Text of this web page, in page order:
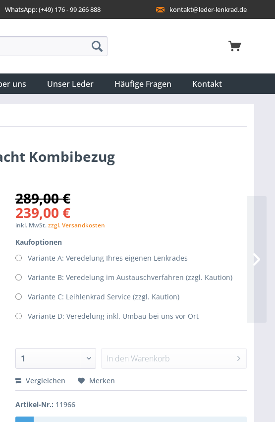
WhatsApp: (+49) 176 - 99 266 888 kontakt@leder-lenkrad.de
uns Unser Leder Häufige Fragen Kontakt
Kombibezug
289,00 €
239,00 €
inkl. MwSt.zzgl. Versandkosten
Kaufoptionen
Variante A: Veredelung Ihres eigenen Lenkrades
Variante B: Veredelung im Austauschverfahren (zzgl. Kaution)
Variante C: Leihlenkrad Service (zzgl. Kaution)
Variante D: Veredelung inkl. Umbau bei uns vor Ort
In den Warenkorb
Vergleichen Merken
Artikel-Nr.: 11966